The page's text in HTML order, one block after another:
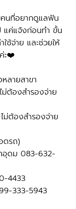
คนที่อยากดูแลฟัน
แค่แจ้งก่อนทำ ขั้น
ช้จ่าย และช่วยให้
ะ❤️
ลายสาขา
ต้องสำรองจ่าย
ต้องสำรองจ่าย
ดรถ)
อุดม 083-632-
4433
333-5943